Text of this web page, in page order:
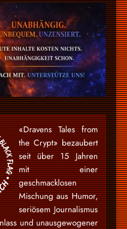
«Dravens Tales from
the Crypt» bezaubert
seit über 15 Jahren
mit einer
geschmacklosen
Mischung aus Humor,
seriösem Journalismus
und unausgewogener